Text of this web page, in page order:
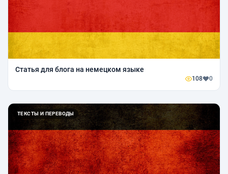
Статья для блога на немецком языке
108 0
ТЕКСТЫ И ПЕРЕВОДЫ